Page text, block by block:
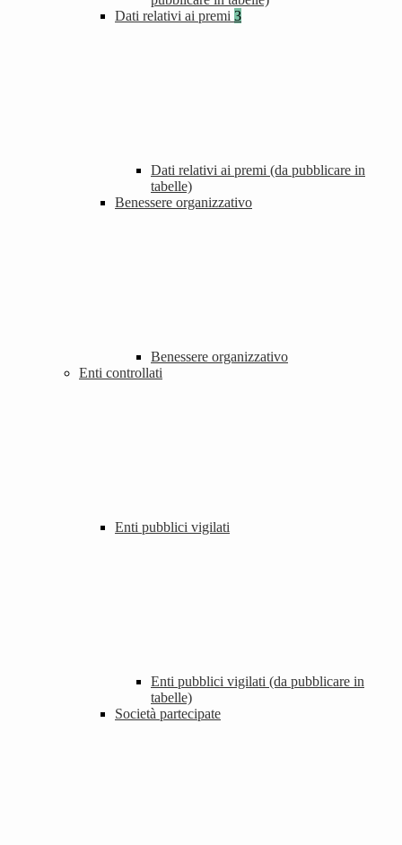
Dati relativi ai premi 3
Dati relativi ai premi (da pubblicare in
tabelle)
Benessere organizzativo
Benessere organizzativo
Enti controllati
Enti pubblici vigilati
Enti pubblici vigilati (da pubblicare in
tabelle)
Società partecipate